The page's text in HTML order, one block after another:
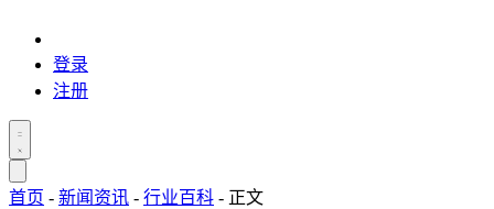
登录
注册
首页 - 新闻资讯 - 行业百科 - 正文